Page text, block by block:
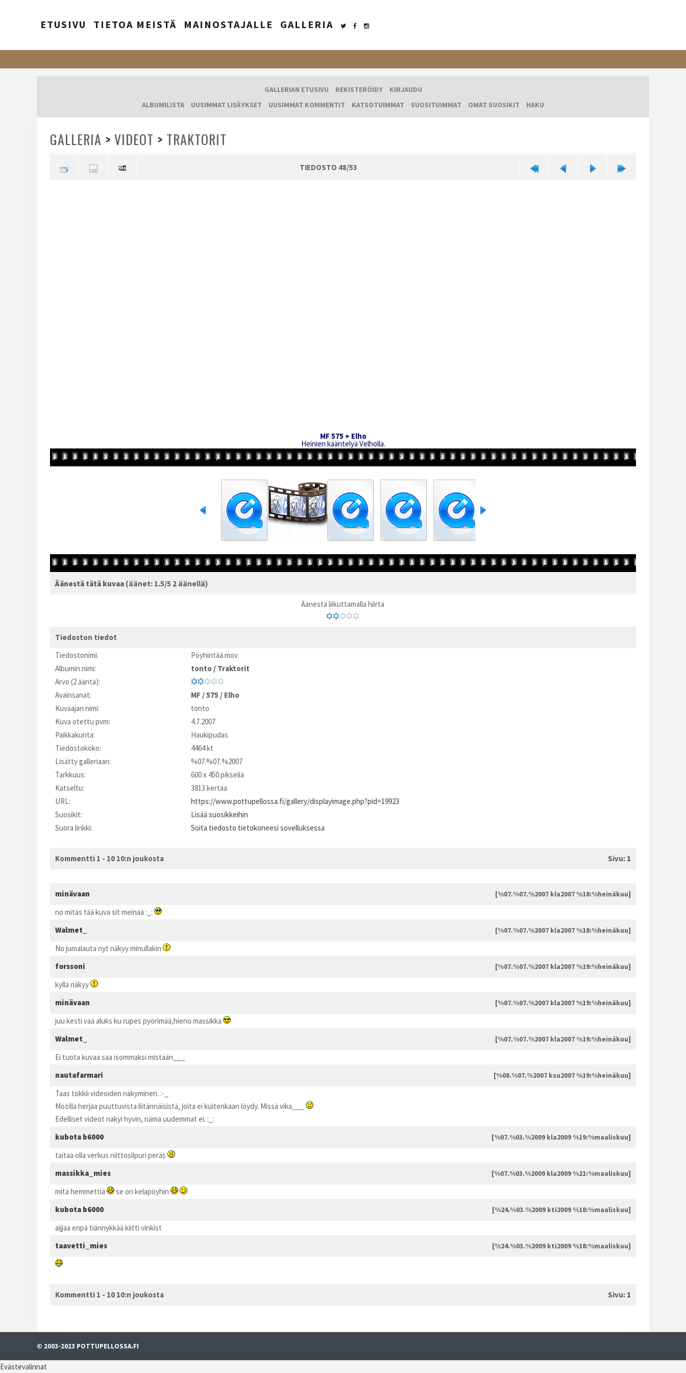
ETUSIVU TIETOA MEISTÄ MAINOSTAJALLE GALLERIA
GALLERIAN ETUSIVU REKISTERÖIDY
KIRJAUDU
ALBUMILISTA
UUSIMMAT LISÄYKSET UUSIMMAT KOMMENTIT KATSOTUIMMAT SUOSITUIMMAT OMAT SUOSIKIT HAKU
GALLERIA > VIDEOT > TRAKTORIT
TIEDOSTO 48/53
MF 575 + Elho
Heinien kääntelyä Velholla.
Äänestä tätä kuvaa (äänet: 1.5/5 2 äänellä)
Äänestä liikuttamalla hiirtä
Tiedoston tiedot
Tiedostonimi:
Pöyhintää.mov
Albumin nimi:
tonto / Traktorit
Arvo (2 ääntä):
Avainsanat:
MF /575 / Elho
Kuvaajan nimi:
tonto
Kuva otettu pvm:
4.7.2007
Paikkakunta:
Haukipudas
Tiedostokoko:
4464 kt
Lisätty galleriaan:
%07.%07.%2007
Tarkkuus:
600 x 450 pikseliä
Katseltu:
3813 kertaa
URL:
https://www.pottupellossa.fi/gallery/displayimage.php?pid=19923
Suosikit:
Lisää suosikkeihin
Suora linkki:
Soita tiedosto tietokoneesi sovelluksessa
Kommentti 1 - 10 10:n joukosta Sivu: 1
minävaan [%07.%07.%2007 kla2007 %18:%heinäkuu]
no mitäs tää kuva sit meinaa :_:
Walmet_
[%07.%07.%2007 kla2007 %18:%heinäkuu]
No jumalauta nyt näkyy minullakin
forssoni
[%07.%07.%2007 kla2007 %19:%heinäkuu]
kyllä näkyy
minävaan
[%07.%07.%2007 kla2007 %19:%heinäkuu]
juu kesti vaa aluks ku rupes pyörimää,hieno massikka
Walmet_
[%07.%07.%2007 kla2007 %19:%heinäkuu]
Ei tuota kuvaa saa isommaksi mistään___
nautafarmari
[%08.%07.%2007 ksu2007 %19:%heinäkuu]
Taas tökkii videoiden näkyminen. :-_
Mozilla herjaa puuttuvista liitännäisistä, joita ei kuitenkaan löydy. Missä vika___
Edelliset videot näkyi hyvin, nämä uudemmat ei. :_:
kubota b6000
[%07.%03.%2009 kla2009 %19:%maaliskuu]
taitaa olla verkus niittosilpuri peräs
massikka_mies
[%07.%03.%2009 kla2009 %21:%maaliskuu]
mitä hemmettiä
se on kelapöyhin
kubota b6000
[%24.%03.%2009 kti2009 %18:%maaliskuu]
aijjaa enpä tiännykkää kiitti vinkist
taavetti_mies
[%24.%03.%2009 kti2009 %18:%maaliskuu]
Kommentti 1 - 10 10:n joukosta Sivu: 1
© 2003-2023 POTTUPELLOSSA.FI
Evästevalinnat